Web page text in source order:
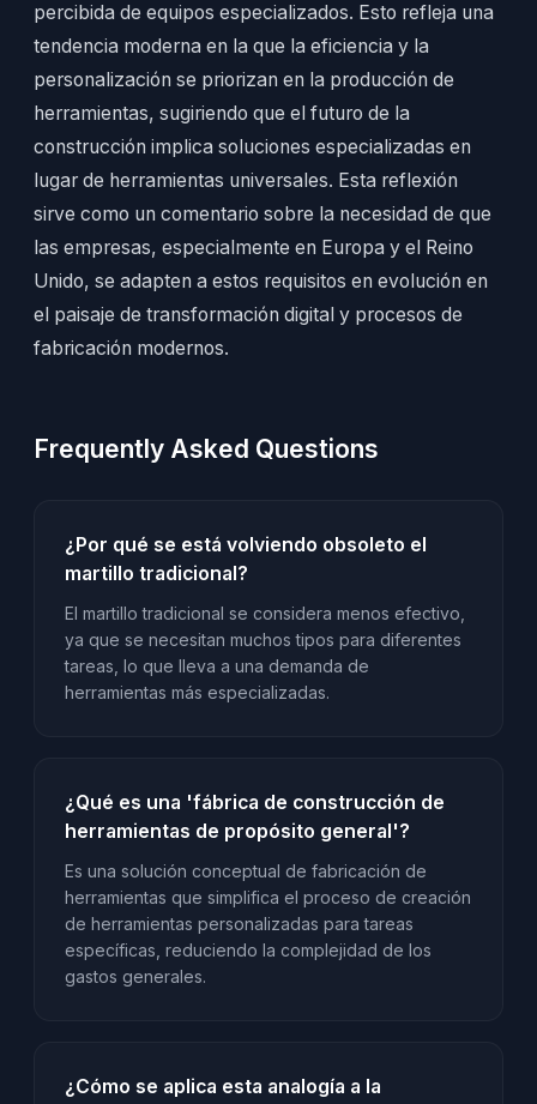
percibida de equipos especializados. Esto refleja una
tendencia moderna en la que la eficiencia y la
personalización se priorizan en la producción de
herramientas, sugiriendo que el futuro de la
construcción implica soluciones especializadas en
lugar de herramientas universales. Esta reflexión
sirve como un comentario sobre la necesidad de que
las empresas, especialmente en Europa y el Reino
Unido, se adapten a estos requisitos en evolución en
el paisaje de transformación digital y procesos de
fabricación modernos.
Frequently Asked Questions
¿Por qué se está volviendo obsoleto el
martillo tradicional?
El martillo tradicional se considera menos efectivo,
ya que se necesitan muchos tipos para diferentes
tareas, lo que lleva a una demanda de
herramientas más especializadas.
¿Qué es una 'fábrica de construcción de
herramientas de propósito general'?
Es una solución conceptual de fabricación de
herramientas que simplifica el proceso de creación
de herramientas personalizadas para tareas
específicas, reduciendo la complejidad de los
gastos generales.
¿Cómo se aplica esta analogía a la